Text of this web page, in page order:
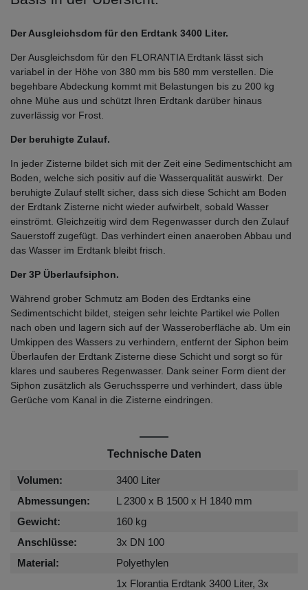
Der Ausgleichsdom für den Erdtank 3400 Liter.
Der Ausgleichsdom für den FLORANTIA Erdtank lässt sich
variabel in der Höhe von 380 mm bis 580 mm verstellen. Die
begehbare Abdeckung kommt mit Belastungen bis zu 200 kg
ohne Mühe aus und schützt Ihren Erdtank darüber hinaus
zuverlässig vor Frost.
Der beruhigte Zulauf.
In jeder Zisterne bildet sich mit der Zeit eine Sedimentschicht am
Boden, welche sich positiv auf die Wasserqualität auswirkt. Der
beruhigte Zulauf stellt sicher, dass sich diese Schicht am Boden
der Erdtank Zisterne nicht wieder aufwirbelt, sobald Wasser
einströmt. Gleichzeitig wird dem Regenwasser durch den Zulauf
Sauerstoff zugefügt. Das verhindert einen anaeroben Abbau und
das Wasser im Erdtank bleibt frisch.
Der 3P Überlaufsiphon.
Während grober Schmutz am Boden des Erdtanks eine
Sedimentschicht bildet, steigen sehr leichte Partikel wie Pollen
nach oben und lagern sich auf der Wasseroberfläche ab. Um ein
Umkippen des Wassers zu verhindern, entfernt der Siphon beim
Überlaufen der Erdtank Zisterne diese Schicht und sorgt so für
klares und sauberes Regenwasser. Dank seiner Form dient der
Siphon zusätzlich als Geruchssperre und verhindert, dass üble
Gerüche vom Kanal in die Zisterne eindringen.
Technische Daten
Volumen:
3400 Liter
Abmessungen:
L 2300 x B 1500 x H 1840 mm
Gewicht:
160 kg
Anschlüsse:
3x DN 100
Material:
Polyethylen
1x Florantia Erdtank 3400 Liter, 3x